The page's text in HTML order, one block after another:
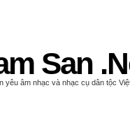
San
yêu âm nhạc và nhạc cụ dân tộc